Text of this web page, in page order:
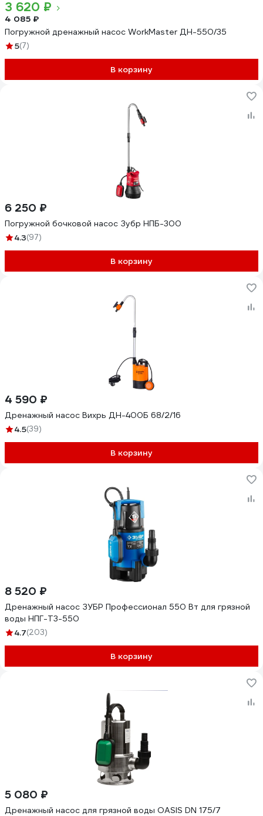
3 620 ₽
4 085 ₽
Погружной дренажный насос WorkMaster ДН-550/35
5(7)
В корзину
6 250 ₽
Погружной бочковой насос Зубр НПБ-300
4.3(97)
В корзину
4 590 ₽
Дренажный насос Вихрь ДН-400Б 68/2/16
4.5(39)
В корзину
8 520 ₽
Дренажный насос ЗУБР Профессионал 550 Вт для грязной
воды НПГ-Т3-550
4.7(203)
В корзину
5 080 ₽
Дренажный насос для грязной воды OASIS DN 175/7